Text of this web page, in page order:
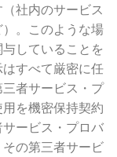
社内のサービス
。このような場
していることを
すべて厳密に任
者サービス・プ
を機密保持契約
ービス・プロバ
の第三者サービ